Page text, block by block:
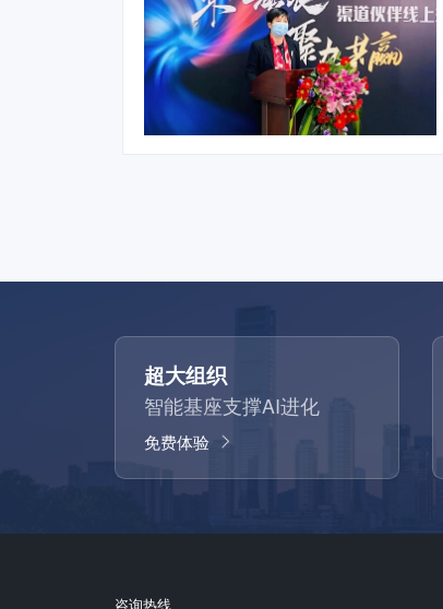
超大组织
智能基座支撑AI进化
免费体验
咨询热线